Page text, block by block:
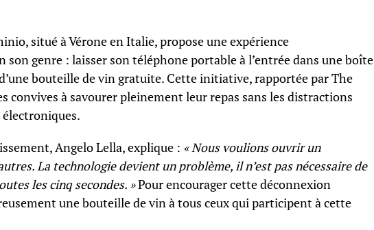
situé à Vérone en Italie, propose une expérience
son genre : laisser son téléphone portable à l’entrée dans une boîte
bouteille de vin gratuite. Cette initiative, rapportée par The
convives à savourer pleinement leur repas sans les distractions
Angelo Lella, explique : « Nous voulions ouvrir un
La technologie devient un problème, il n’est pas nécessaire de
les cinq secondes. »Pour encourager cette déconnexion
une bouteille de vin à tous ceux qui participent à cette